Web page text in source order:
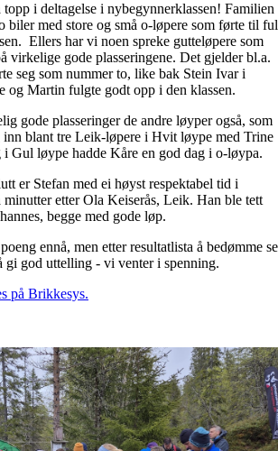
i deltagelse i nybegynnerklassen! Familien
biler med store og små o-løpere som førte til
Ellers har vi noen spreke gutteløpere som
virkelige gode plasseringene. Det gjelder bl.a.
seg som nummer to, like bak Stein Ivar i
og Martin fulgte godt opp i den klassen.
gode plasseringer de andre løyper også, som
inn blant tre Leik-løpere i Hvit løype med Trine
Gul løype hadde Kåre en god dag i o-løypa.
er Stefan med ei høyst respektabel tid i
etter Ola Keiserås, Leik. Han ble tett
begge med gode løp.
ennå, men etter resultatlista å bedømme
gi god uttelling - vi venter i spenning.
på Brikkesys.